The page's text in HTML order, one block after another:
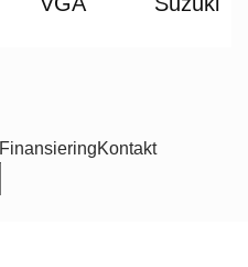
FinansieringKontakt